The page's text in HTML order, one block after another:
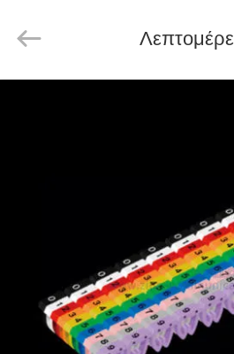
ΓΎΡΟΣ
ΕΡΓΟΣΤΑΣΊΩΝ
LTD.